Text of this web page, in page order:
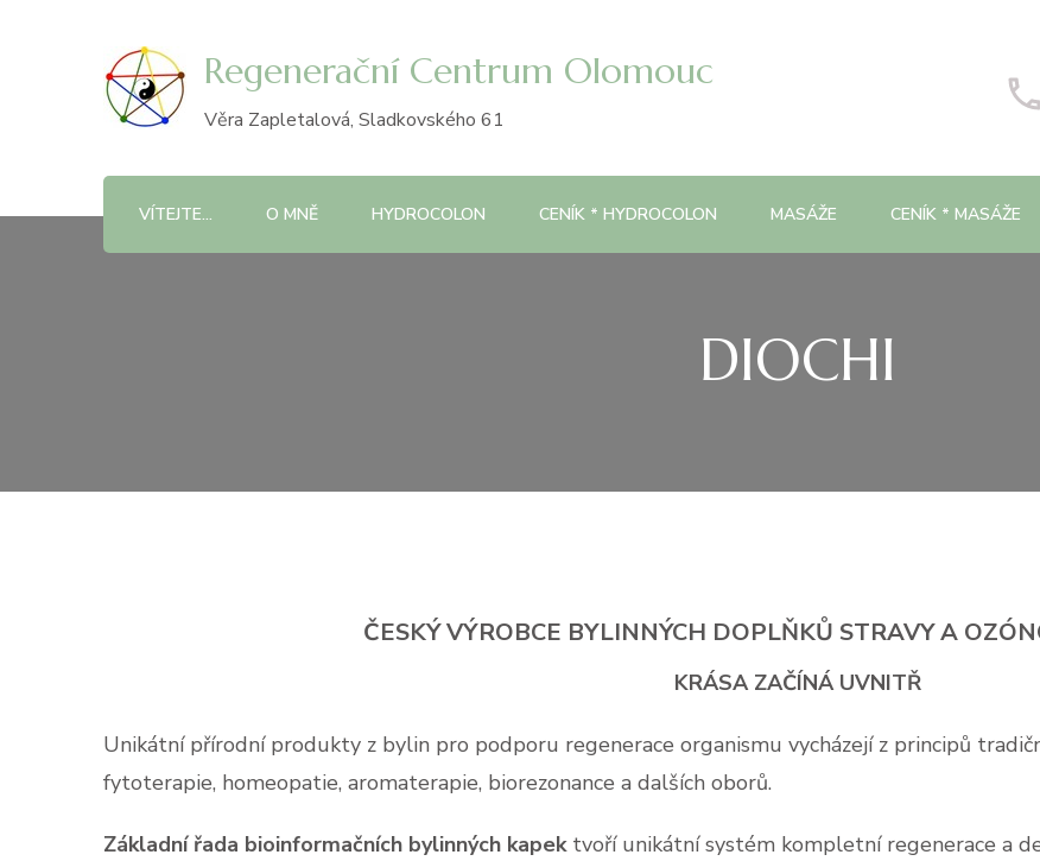
Regenerační Centrum Olomouc
Věra Zapletalová, Sladkovského 61
VÍTEJTE… O MNĚ HYDROCOLON CENÍK * HYDROCOLON MASÁŽE CENÍK * MASÁŽE
DIOCHI
ČESKÝ VÝROBCE BYLINNÝCH DOPLŇKŮ STRAVY A
KRÁSA ZAČÍNÁ UVNITŘ
Unikátní přírodní produkty z bylin pro podporu regenerace organismu vycházejí z principů
fytoterapie, homeopatie, aromaterapie, biorezonance a dalších oborů.
Základní řada bioinformačních bylinných kapektvoří unikátní systém kompletní regenerace a